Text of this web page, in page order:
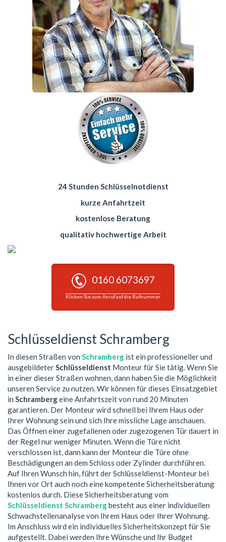
24 Stunden Schlüsselnotdienst
kurze Anfahrtzeit
kostenlose Beratung
qualitativ hochwertige Arbeit
0160 6073697
Klicken Sie zum Anruf auf die Rufnummer
Schlüsseldienst Schramberg
In diesen Straßen von Schramberg ist ein professioneller und
ausgebildeterSchlüsseldienst Monteur für Sie tätig. Wenn Sie
in einer dieser Straßen wohnen, dann haben Sie die Möglichkeit
unseren Service zu nutzen. Wir können für dieses Einsatzgebiet
in Schrambergeine Anfahrtszeit von rund 20 Minuten
garantieren. Der Monteur wird schnell bei Ihrem Haus oder
Ihrer Wohnung sein und sich Ihre missliche Lage anschauen.
Das Öffnen einer zugefallenen oder zugezogenen Tür dauert in
der Regel nur weniger Minuten. Wenn die Türe nicht
verschlossen ist, dann kann der Monteur die Türe ohne
Beschädigungen an dem Schloss oder Zylinder durchführen.
Auf Ihren Wunsch hin, führt der Schlüsseldienst-Monteur bei
Ihnen vor Ort auch noch eine kompetente Sicherheitsberatung
kostenlos durch. Diese Sicherheitsberatung vom
Schlüsseldienst Schrambergbesteht aus einer individuellen
Schwachstellenanalyse von Ihrem Haus oder Ihrer Wohnung.
Im Anschluss wird ein individuelles Sicherheitskonzept für Sie
aufgestellt. Dabei werden Ihre Wünsche und Ihr Budget